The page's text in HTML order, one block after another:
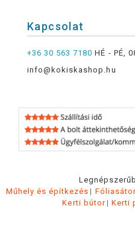
Kapcsolat
+36 30 563 7180 HÉ - PÉ,
info@kokiskashop.hu
Műhely és építkezés
Kerti bútor
Kerti